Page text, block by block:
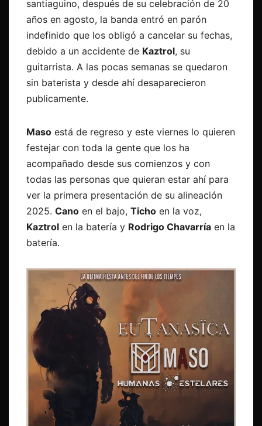
santiaguino, después de su celebración de 20
años en agosto, la banda entró en parón
indefinido que los obligó a cancelar su fechas,
debido a un accidente de Kaztrol, su
guitarrista. A las pocas semanas se quedaron
sin baterista y desde ahí desaparecieron
publicamente.
Maso está de regreso y este viernes lo quieren
festejar con toda la gente que los ha
acompañado desde sus comienzos y con
todas las personas que quieran estar ahí para
ver la primera presentación de su alineación
2025. Cano en el bajo, Ticho en la voz,
Kaztrol en la batería y Rodrigo Chavarría en la
batería.